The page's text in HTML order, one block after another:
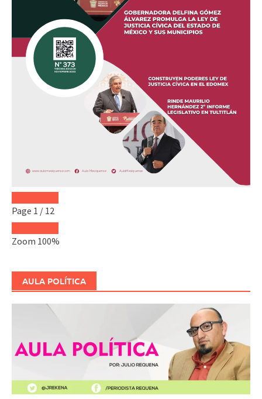
Page 1 / 12
Zoom 100%
AULA POLÍTICA